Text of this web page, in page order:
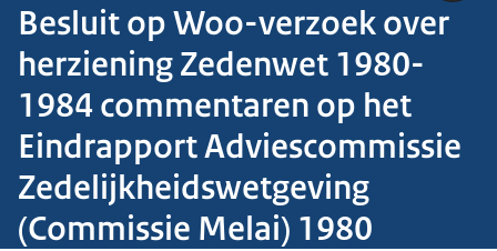
Besluit op Woo-verzoek over
herziening Zedenwet 1980-
1984 commentaren op het
Eindrapport Adviescommissie
Zedelijkheidswetgeving
(Commissie Melai) 1980